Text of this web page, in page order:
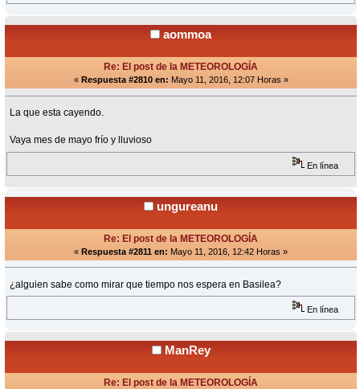
aommoa
Re: El post de la METEOROLOGÍA
« Respuesta #2810 en: Mayo 11, 2016, 12:07 Horas »
La que esta cayendo.
Vaya mes de mayo frío y lluvioso
En línea
ungureanu
Re: El post de la METEOROLOGÍA
« Respuesta #2811 en: Mayo 11, 2016, 12:42 Horas »
¿alguien sabe como mirar que tiempo nos espera en Basilea?
En línea
ManRey
Re: El post de la METEOROLOGÍA